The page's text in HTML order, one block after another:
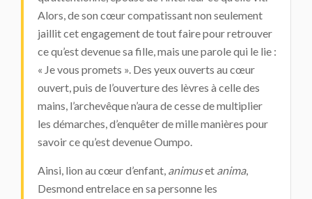
Alors, de son cœur compatissant non seulement
jaillit cet engagement de tout faire pour retrouver
ce qu’est devenue sa fille, mais une parole qui le lie :
« Je vous promets ». Des yeux ouverts au cœur
ouvert, puis de l’ouverture des lèvres à celle des
mains, l’archevêque n’aura de cesse de multiplier
les démarches, d’enquêter de mille manières pour
savoir ce qu’est devenue Oumpo.
Ainsi, lion au cœur d’enfant, animuset anima,
Desmond entrelace en sa personne les